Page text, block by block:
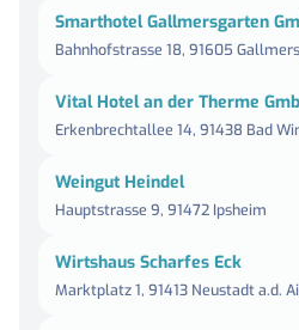
Smarthotel Gallmersgarten
Bahnhofstrasse 18, 91605
Vital Hotel an der Therme
Erkenbrechtallee 14, 91438 Bad
Weingut Heindel
Hauptstrasse 9, 91472 Ipsheim
Wirtshaus Scharfes Eck
Marktplatz 1, 91413 Neustadt a.d.